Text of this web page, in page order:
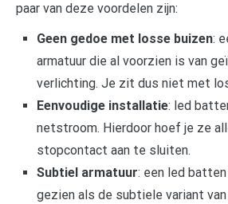
paar van deze voordelen zijn:
Geen gedoe met losse buizen:
armatuur die al voorzien is van
verlichting. Je zit dus niet met
Eenvoudige installatie: led
netstroom. Hierdoor hoef je ze
stopcontact aan te sluiten.
Subtiel armatuur: een led
gezien als de subtiele variant